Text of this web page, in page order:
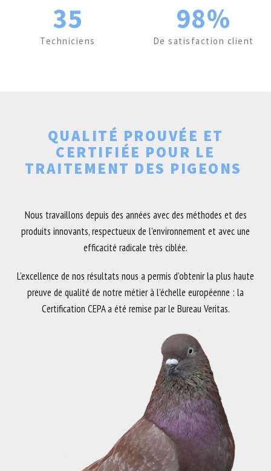
35
Techniciens
98%
De satisfaction client
QUALITÉ PROUVÉE ET
CERTIFIÉE POUR LE
TRAITEMENT DES PIGEONS
Nous travaillons depuis des années avec des méthodes et des
produits innovants, respectueux de l’environnement et avec une
efficacité radicale très ciblée.
L’excellence de nos résultats nous a permis d’obtenir la plus haute
preuve de qualité de notre métier à l’échelle européenne : la
Certification CEPA a été remise par le Bureau Veritas.